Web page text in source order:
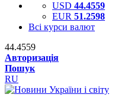
USD 44.4559
EUR 51.2598
Всі курси валют
44.4559
Авторизація
Пошук
RU